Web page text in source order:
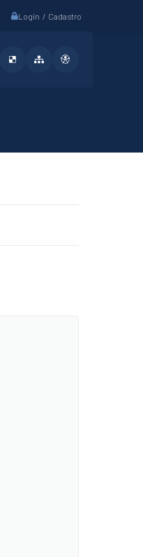
Login / Cadastro